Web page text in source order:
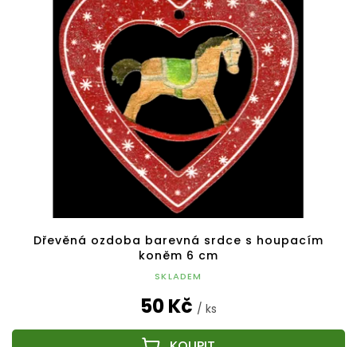
Dřevěná ozdoba barevná srdce s houpacím
koněm 6 cm
SKLADEM
50 Kč / ks